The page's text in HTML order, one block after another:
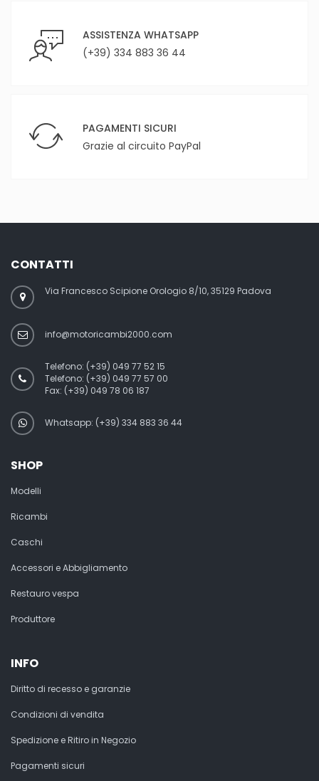
ASSISTENZA WHATSAPP
(+39) 334 883 36 44
PAGAMENTI SICURI
Grazie al circuito PayPal
CONTATTI
Via Francesco Scipione Orologio 8/10, 35129 Padova
info@motoricambi2000.com
Telefono: (+39) 049 77 52 15
Telefono: (+39) 049 77 57 00
Fax: (+39) 049 78 06 187
Whatsapp: (+39) 334 883 36 44
SHOP
Modelli
Ricambi
Caschi
Accessori e Abbigliamento
Restauro vespa
Produttore
INFO
Diritto di recesso e garanzie
Condizioni di vendita
Spedizione e Ritiro in Negozio
Pagamenti sicuri